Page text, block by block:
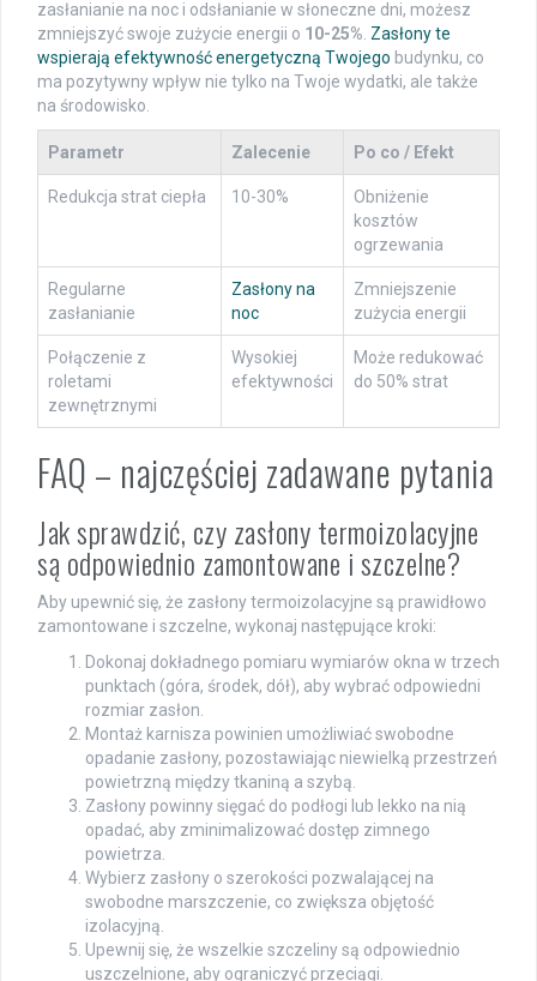
zasłanianie na noc i odsłanianie w słoneczne dni, możesz
zmniejszyć swoje zużycie energii o 10-25% Zasłony te
wspierają efektywność energetyczną Twojego budynku, co
ma pozytywny wpływ nie tylko na Twoje wydatki, ale także
na środowisko.
Parametr Zalecenie Po co / Efekt
Redukcja strat ciepła 10-30%
Obniżenie
kosztów
ogrzewania
Regularne
zasłanianie
Zasłony na
noc
Zmniejszenie
zużycia energii
Połączenie z
roletami
zewnętrznymi
Wysokiej
efektywności
Może redukować
do 50% strat
FAQ – najczęściej zadawane pytania
Jak sprawdzić, czy zasłony termoizolacyjne
są odpowiednio zamontowane i szczelne?
Aby upewnić się, że zasłony termoizolacyjne są prawidłowo
zamontowane i szczelne, wykonaj następujące kroki:
Dokonaj dokładnego pomiaru wymiarów okna w trzech
punktach (góra, środek, dół), aby wybrać odpowiedni
rozmiar zasłon.
Montaż karnisza powinien umożliwiać swobodne
opadanie zasłony, pozostawiając niewielką przestrzeń
powietrzną między tkaniną a szybą.
Zasłony powinny sięgać do podłogi lub lekko na nią
opadać, aby zminimalizować dostęp zimnego
powietrza.
Wybierz zasłony o szerokości pozwalającej na
swobodne marszczenie, co zwiększa objętość
izolacyjną.
Upewnij się, że wszelkie szczeliny są odpowiednio
uszczelnione, aby ograniczyć przeciągi.